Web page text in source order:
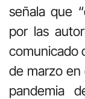
señala que
por las
comunicado
de marzo en
pandemia